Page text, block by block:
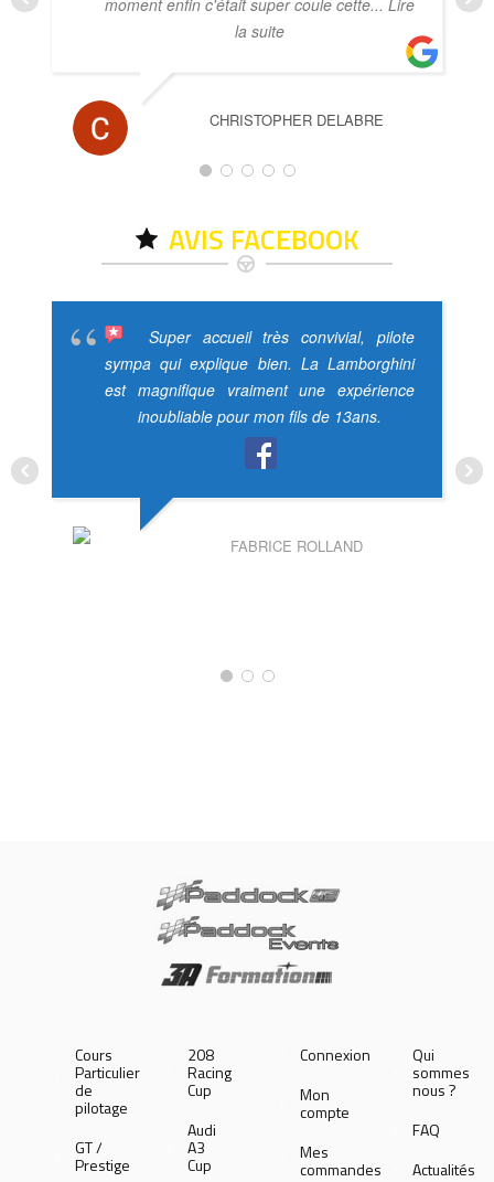
la suite
CHRISTOPHER DELABRE
AVIS FACEBOOK
Super accueil très convivial, pilote
sympa qui explique bien. La Lamborghini
est magnifique vraiment une expérience
inoubliable pour mon fils de 13ans.
FABRICE ROLLAND
Cours
Particulier
de
pilotage
GT /
Prestige
208
Racing
Cup
Audi
A3
Cup
Connexion
Mon
compte
Mes
commandes
Qui
sommes
nous ?
FAQ
Actualités